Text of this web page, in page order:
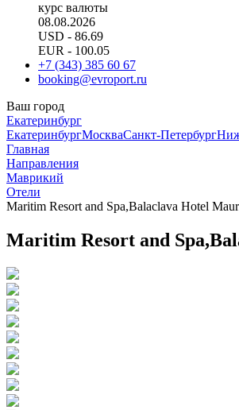
курс валюты
08.08.2026
USD - 86.69
EUR - 100.05
+7 (343) 385 60 67
booking@evroport.ru
Ваш город
Екатеринбург
ЕкатеринбургМоскваСанкт-Петербург
Главная
Направления
Маврикий
Отели
Maritim Resort and Spa,Balaclava Hotel
Maritim Resort and